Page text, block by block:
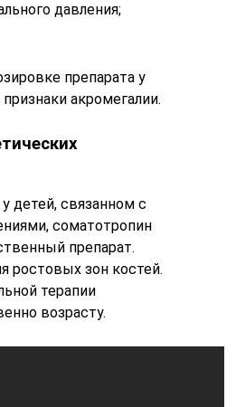
давления;
препарата у
акромегалии.
детей, связанном с
соматотропин
препарат.
ростовых зон костей.
терапии
возрасту.